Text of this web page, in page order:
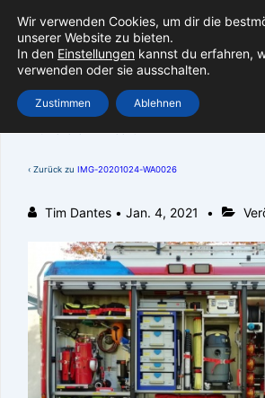
Inhalt
IMG-20201024-WA0026
‹ Zurück zu IMG-20201024-WA0026
Tim Dantes • Jan. 4, 2021
Wir verwenden Cookies, um dir die
unserer Website zu bieten.
In den Einstellungen kannst du erfahren,
verwenden oder sie ausschalten.
Zustimmen Ablehnen